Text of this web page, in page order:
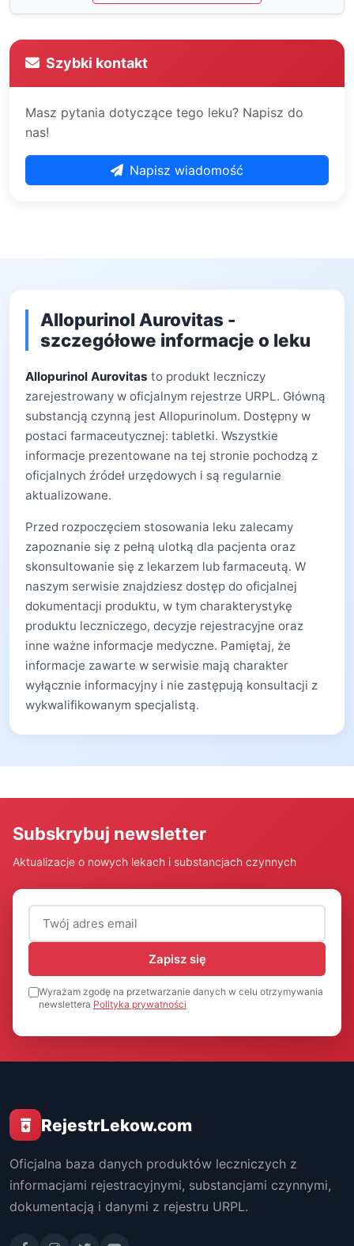
Szybki kontakt
Masz pytania dotyczące tego leku? Napisz do
nas!
Napisz wiadomość
Allopurinol Aurovitas -
szczegółowe informacje o leku
Allopurinol Aurovitas to produkt leczniczy
zarejestrowany w oficjalnym rejestrze URPL. Główną
substancją czynną jest Allopurinolum. Dostępny w
postaci farmaceutycznej: tabletki. Wszystkie
informacje prezentowane na tej stronie pochodzą z
oficjalnych źródeł urzędowych i są regularnie
aktualizowane.
Przed rozpoczęciem stosowania leku zalecamy
zapoznanie się z pełną ulotką dla pacjenta oraz
skonsultowanie się z lekarzem lub farmaceutą. W
naszym serwisie znajdziesz dostęp do oficjalnej
dokumentacji produktu, w tym charakterystykę
produktu leczniczego, decyzje rejestracyjne oraz
inne ważne informacje medyczne. Pamiętaj, że
informacje zawarte w serwisie mają charakter
wyłącznie informacyjny i nie zastępują konsultacji z
wykwalifikowanym specjalistą.
Subskrybuj newsletter
Aktualizacje o nowych lekach i substancjach czynnych
Adres email (wymagany)
Zapisz się
Wyrażam zgodę na przetwarzanie danych w celu otrzymywania
newslettera Polityka prywatności
RejestrLekow.com
Oficjalna baza danych produktów leczniczych z
informacjami rejestracyjnymi, substancjami czynnymi,
dokumentacją i danymi z rejestru URPL.